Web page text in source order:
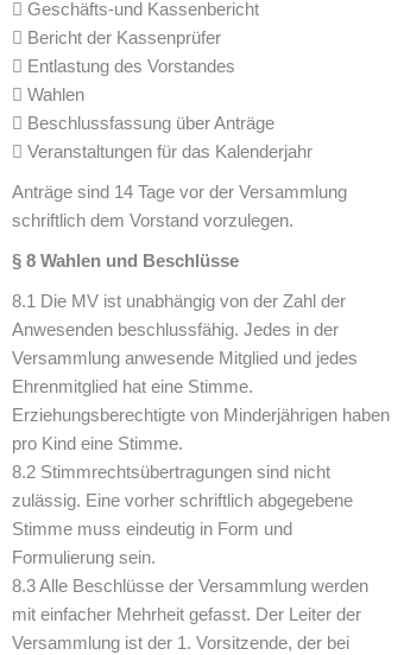
 Geschäfts-und Kassenbericht
 Bericht der Kassenprüfer
 Entlastung des Vorstandes
 Wahlen
 Beschlussfassung über Anträge
 Veranstaltungen für das Kalenderjahr
Anträge sind 14 Tage vor der Versammlung
schriftlich dem Vorstand vorzulegen.
§ 8 Wahlen und Beschlüsse
8.1 Die MV ist unabhängig von der Zahl der
Anwesenden beschlussfähig. Jedes in der
Versammlung anwesende Mitglied und jedes
Ehrenmitglied hat eine Stimme.
Erziehungsberechtigte von Minderjährigen haben
pro Kind eine Stimme.
8.2 Stimmrechtsübertragungen sind nicht
zulässig. Eine vorher schriftlich abgegebene
Stimme muss eindeutig in Form und
Formulierung sein.
8.3 Alle Beschlüsse der Versammlung werden
mit einfacher Mehrheit gefasst. Der Leiter der
Versammlung ist der 1. Vorsitzende, der bei